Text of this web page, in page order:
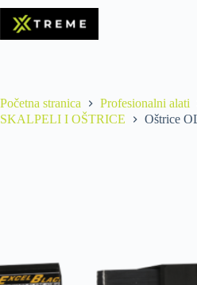
Početna stranica
Profesionalni alati
SKALPELI I OŠTRICE
Oštrice